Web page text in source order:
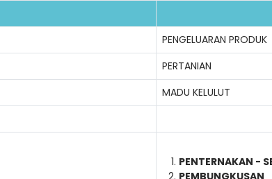
PENGELUARAN
PERTANIAN
MADU KELULUT
PENTERNAKAN -
PEMBUNGKUSAN